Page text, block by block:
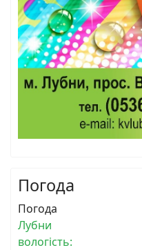
Погода
Погода
Лубни
вологість: